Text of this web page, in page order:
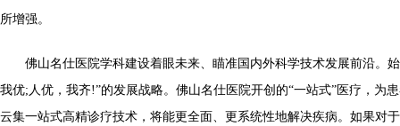
所增强。
佛山名仕医院学科建设着眼未来、瞄准国内外科学技术发展前沿。始
我优;人优，我齐!”的发展战略。佛山名仕医院开创的“一站式”医疗，为
云集一站式高精诊疗技术，将能更全面、更系统性地解决疾病。如果对